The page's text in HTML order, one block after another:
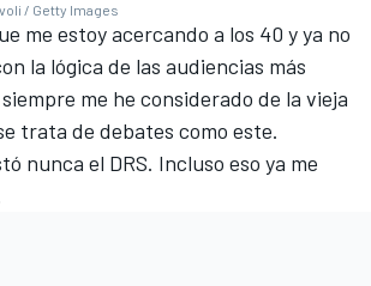
/ Getty Images
me estoy acercando a los 40 y ya no
la lógica de las audiencias más
me he considerado de la vieja
trata de debates como este.
nunca el DRS. Incluso eso ya me